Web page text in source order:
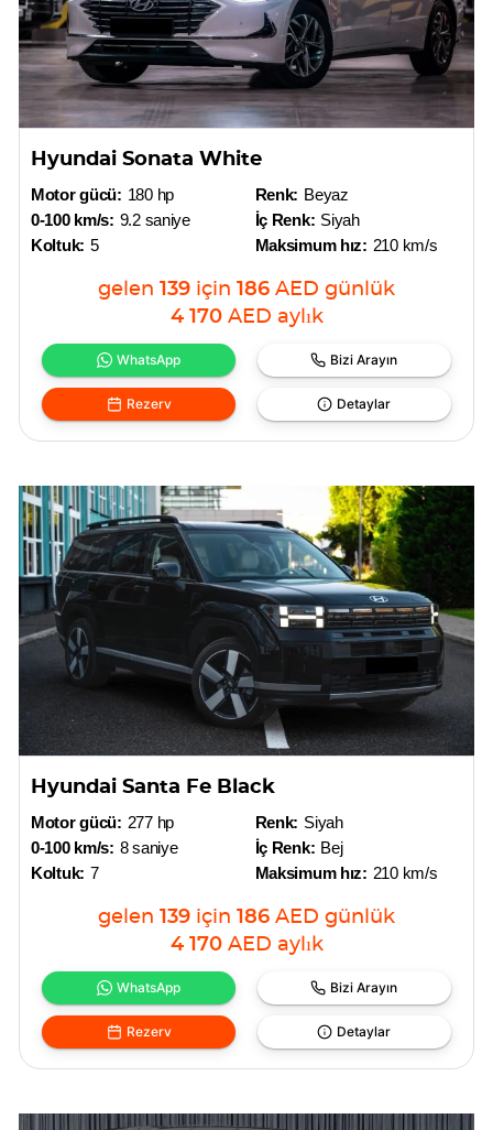
Hyundai Sonata White
Motor gücü: 180 hp
0-100 km/s: 9.2 saniye
Koltuk: 5
Renk: Beyaz
İç Renk: Siyah
Maksimum hız: 210 km/s
gelen 139 için 186 AED günlük
4 170 AED aylık
WhatsApp Bizi Arayın
Rezerv Detaylar
Hyundai Santa Fe Black
Motor gücü: 277 hp
0-100 km/s: 8 saniye
Koltuk: 7
Renk: Siyah
İç Renk: Bej
Maksimum hız: 210 km/s
gelen 139 için 186 AED günlük
4 170 AED aylık
WhatsApp Bizi Arayın
Rezerv Detaylar